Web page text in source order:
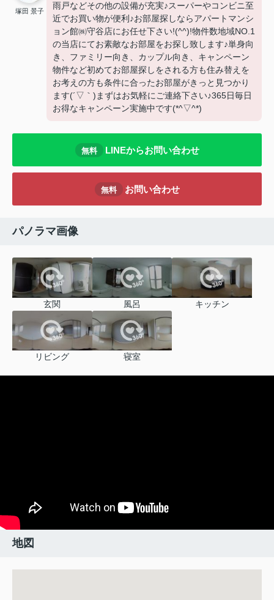
塚田 景子
雨戸などその他の設備が充実♪スーパーやコンビニ至
近でお買い物が便利♪お部屋探しならアパートマンシ
ョン館㈱守谷店にお任せ下さい!(^^)!物件数地域NO.1
の当店にてお素敵なお部屋をお探し致します♪単身向
き、ファミリー向き、カップル向き、キャンペーン
物件など初めてお部屋探しをされる方も住み替えを
お考えの方も条件に合ったお部屋がきっと見つかり
ます(´▽｀)まずはお気軽にご連絡下さい♪365日毎日
お得なキャンペーン実施中です(*^▽^*)
無料 LINEからお問い合わせ
無料 お問い合わせ
パノラマ画像
玄関 風呂 キッチン
リビング 寝室
地図